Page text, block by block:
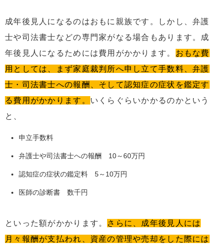
成年後見人になるのはおもに親族です。しかし、弁護
士や司法書士などの専門家がなる場合もあります。成
年後見人になるためには費用がかかります。 おもな費
用としては、まず家庭裁判所へ申し立て手数料、弁護
士・司法書士への報酬、そして認知症の症状を鑑定す
る費用がかかります。 いくらぐらいかかるのかという
と、
申立手数料
弁護士や司法書士への報酬 10～60万円
認知症の症状の鑑定料 5～10万円
医師の診断書 数千円
といった額がかかります。 さらに、成年後見人には
月々報酬が支払われ、資産の管理や売却をした際には